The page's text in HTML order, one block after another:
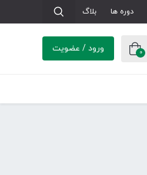
دوره ها بلاگ
0 ورود / عضویت